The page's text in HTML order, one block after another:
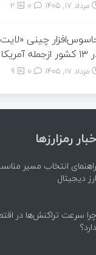
مرداد ۱۷, ۱۴۰۵ 2
چینی
هدف گرفت
مرداد ۱۷, ۱۴۰۵ 9
رمزارزها
راهنمای انتخاب مسیر
ارز دیجیتال
چرا سرعت تراکنش‌ها در
دارد؟